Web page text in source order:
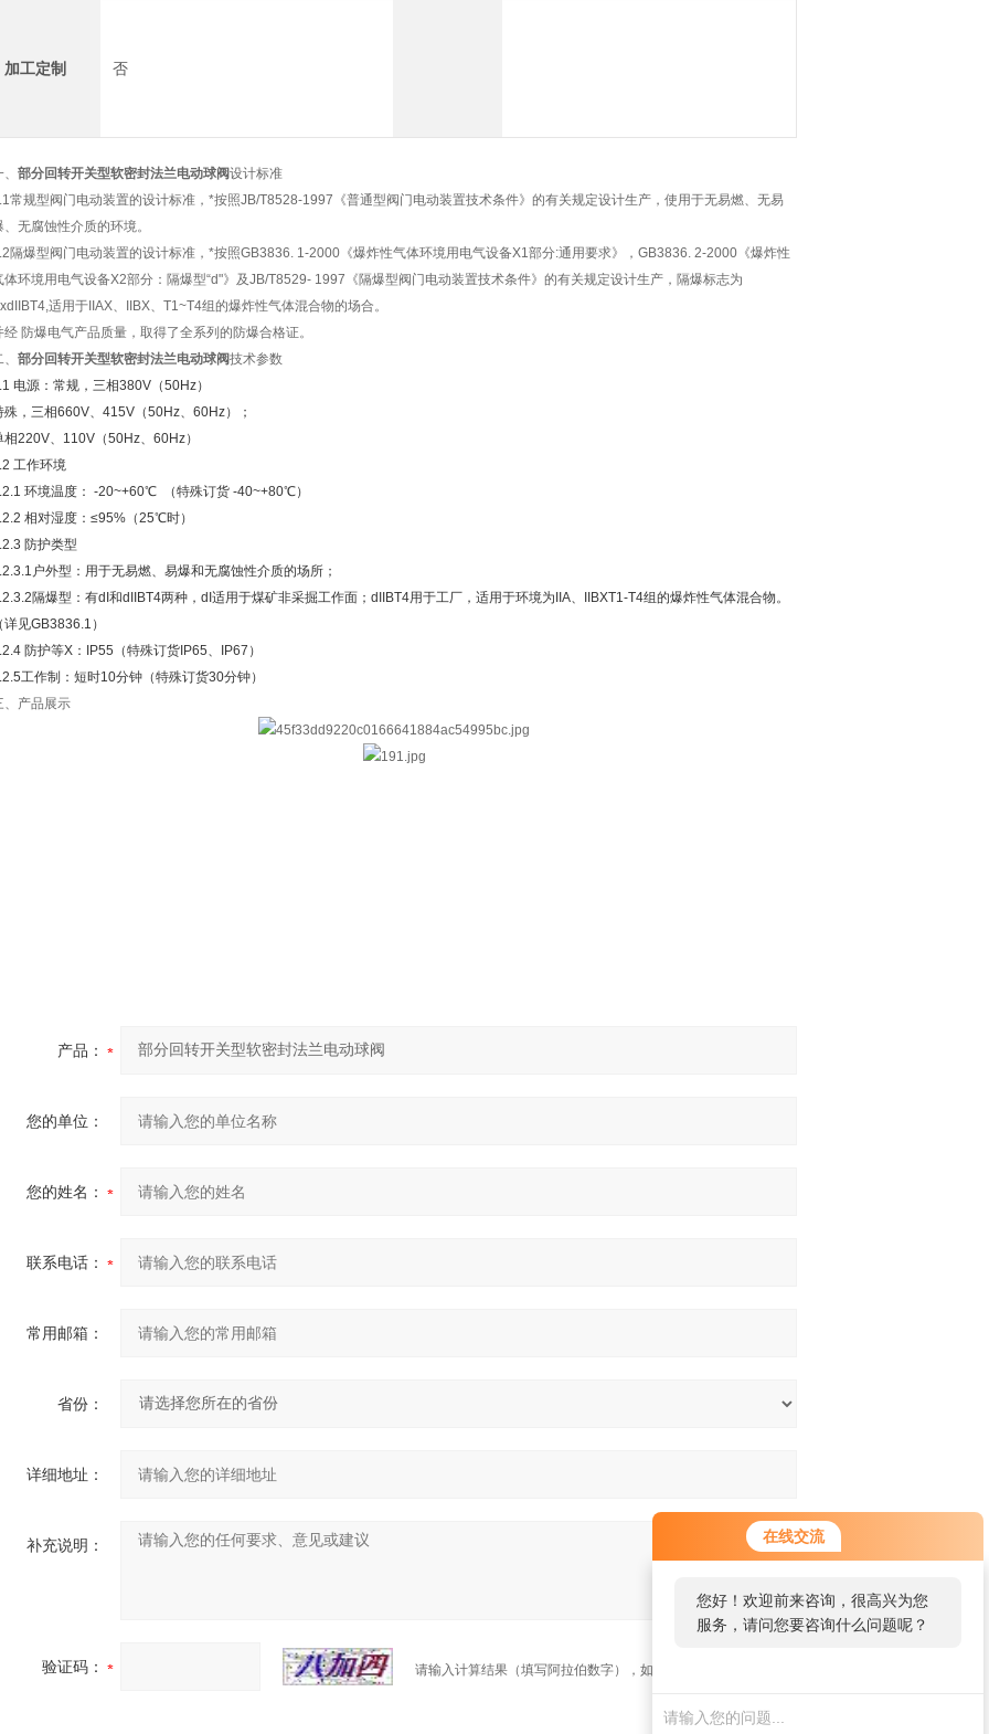
在线交流
您好！欢迎前来咨询，很高兴为您
服务，请问您要咨询什么问题呢？
加工定制 否
部分回转开关型软密封法兰电动球阀设计标准
常规型阀门电动装置的设计标准，*按照JB/T8528-1997《普通型阀门电动装置技术条件》的有关规定设计生产，使用于无易燃、无易
、无腐蚀性介质的环境。
隔爆型阀门电动装置的设计标准，*按照GB3836. 1-2000《爆炸性气体环境用电气设备X1部分:通用要求》，GB3836. 2-2000《爆炸性
体环境用电气设备X2部分：隔爆型“d"》及JB/T8529- 1997《隔爆型阀门电动装置技术条件》的有关规定设计生产，隔爆标志为
适用于IIAX、IIBX、T1~T4组的爆炸性气体混合物的场合。
经 防爆电气产品质量，取得了全系列的防爆合格证。
部分回转开关型软密封法兰电动球阀技术参数
电源：常规，三相380V（50Hz）
殊，三相660V、415V（50Hz、60Hz）；
相220V、110V（50Hz、60Hz）
工作环境
环境温度： -20~+60℃ （特殊订货 -40~+80℃）
相对湿度：≤95%（25℃时）
防护类型
户外型：用于无易燃、易爆和无腐蚀性介质的场所；
隔爆型：有dI和dIIBT4两种，dI适用于煤矿非采掘工作面；dIIBT4用于工厂，适用于环境为IIA、IIBXT1-T4组的爆炸性气体混合物。
详见GB3836.1）
防护等X：IP55（特殊订货IP65、IP67）
工作制：短时10分钟（特殊订货30分钟）
、产品展示
产品：
您的单位：
您的姓名：
联系电话：
常用邮箱：
省份：
详细地址：
补充说明：
验证码： 请输入计算结果（填写阿拉伯数字），如：三加四=7